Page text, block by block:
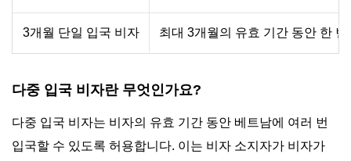
3개월 단일 입국 비자 최대 3개월의 유효 기간 동안 한
다중 입국 비자란 무엇인가요?
다중 입국 비자는 비자의 유효 기간 동안 베트남에 여러 번
입국할 수 있도록 허용합니다. 이는 비자 소지자가 비자가